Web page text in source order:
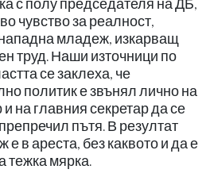
чувство за реалност,
младеж, изкарващ
труд. Наши източници по
се заклеха, че
политик е звънял лично на
на главния секретар да се
пътя. В резултат
в ареста, без каквото и да е
тежка мярка.